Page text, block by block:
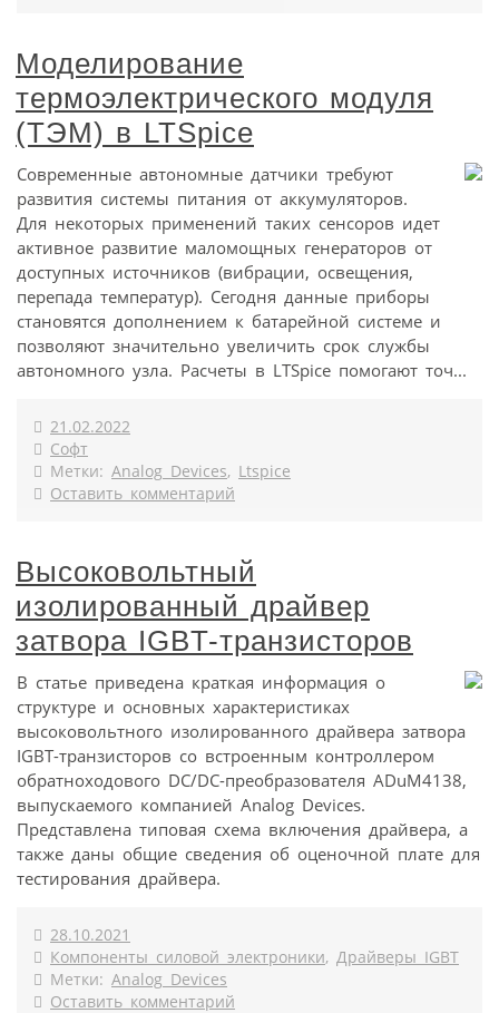
Моделирование
термоэлектрического модуля
(ТЭМ) в LTSpice
Современные автономные датчики требуют
развития системы питания от аккумуляторов.
Для некоторых применений таких сенсоров идет
активное развитие маломощных генераторов от
доступных источников (вибрации, освещения,
перепада температур). Сегодня данные приборы
становятся дополнением к батарейной системе и
позволяют значительно увеличить срок службы
автономного узла. Расчеты в LTSpice помогают точ...
21.02.2022
Софт
Метки: Analog Devices, Ltspice
Оставить комментарий
Высоковольтный
изолированный драйвер
затвора IGBT-транзисторов
В статье приведена краткая информация о
структуре и основных характеристиках
высоковольтного изолированного драйвера затвора
IGBT-транзисторов со встроенным контроллером
обратноходового DC/DC-преобразователя ADuM4138,
выпускаемого компанией Analog Devices.
Представлена типовая схема включения драйвера, а
также даны общие сведения об оценочной плате для
тестирования драйвера.
28.10.2021
Компоненты силовой электроники, Драйверы IGBT
Метки: Analog Devices
Оставить комментарий